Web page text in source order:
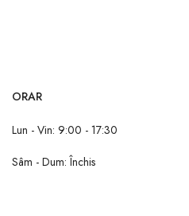
ORAR
Lun - Vin: 9:00 - 17:30
Sâm - Dum: Închis